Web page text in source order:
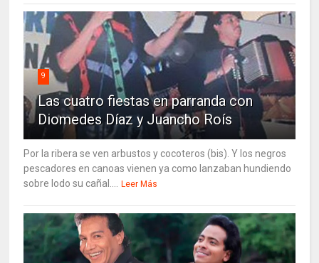
9
Las cuatro fiestas en parranda con
Diomedes Díaz y Juancho Roís
Por la ribera se ven arbustos y cocoteros (bis). Y los negros
pescadores en canoas vienen ya como lanzaban hundiendo
sobre lodo su cañal....
Leer Más